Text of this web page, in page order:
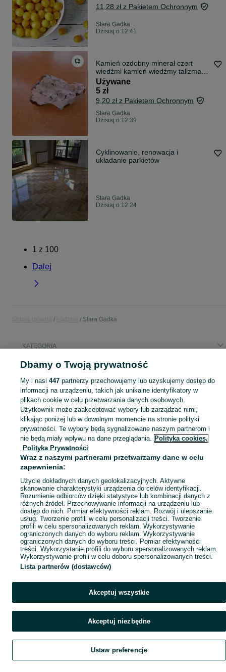
11,28 zł z Pakietem Ochronnym
Stara Gadka
Dzisiaj o 12:41
Kamień ozdobny minerał czert
wiedźmi kamień wiedźmy talizman
7Używane
5 zł
9,20 zł z Pakietem Ochronnym
Stara Gadka
Dzisiaj o 12:39
Cyklinowanie, renowacja i
układanie parkietów
Stara Gadka
Dzisiaj o 12:24
1 z 100
Dalej
Stara Gadka
KATEGORIA
Popularne wyszukiwania
wuko hala
Skorzystaj z największego serwisu ogłoszeniowego - Stara Gadka i okolice! Kupuj to, czego pragniesz i sprzedawaj to, czego już nie potrzebujesz! Zobacz
Mapa kategorii
Mapa miejscowości
Mapa ministron
Szukaj Obserwujesz Dodaj Czat Konto
Dbamy o Twoją prywatność
My i nasi 447partnerzy przechowujemy lub uzyskujemy dostęp do
informacji na urządzeniu, takich jak unikalne identyfikatory w
plikach cookie w celu przetwarzania danych osobowych.
Użytkownik może zaakceptować wybory lub zarządzać nimi,
klikając poniżej lub w dowolnym momencie na stronie polityki
prywatności. Te wybory będą sygnalizowane naszym partnerom i
nie będą miały wpływu na dane przeglądania. Polityka cookies,
Polityka Prywatności
Wraz z naszymi partnerami przetwarzamy dane w celu
zapewnienia:
Użycie dokładnych danych geolokalizacyjnych. Aktywne
skanowanie charakterystyki urządzenia do celów identyfikacji.
Rozumienie odbiorców dzięki statystyce lub kombinacji danych z
różnych źródeł. Przechowywanie informacji na urządzeniu lub
dostęp do nich. Pomiar efektywności reklam. Rozwój i ulepszanie
usług. Tworzenie profili w celu personalizacji treści. Tworzenie
profili w celu spersonalizowanych reklam. Wykorzystywanie
ograniczonych danych do wyboru reklam. Wykorzystywanie
ograniczonych danych do wyboru treści. Pomiar efektywności
treści. Wykorzystanie profili do wyboru spersonalizowanych reklam.
Wykorzystywanie profili w celu doboru spersonalizowanych treści.
Lista partnerów (dostawców)
Akceptuj wszystkie
Akceptuj niezbędne
Ustaw preferencje